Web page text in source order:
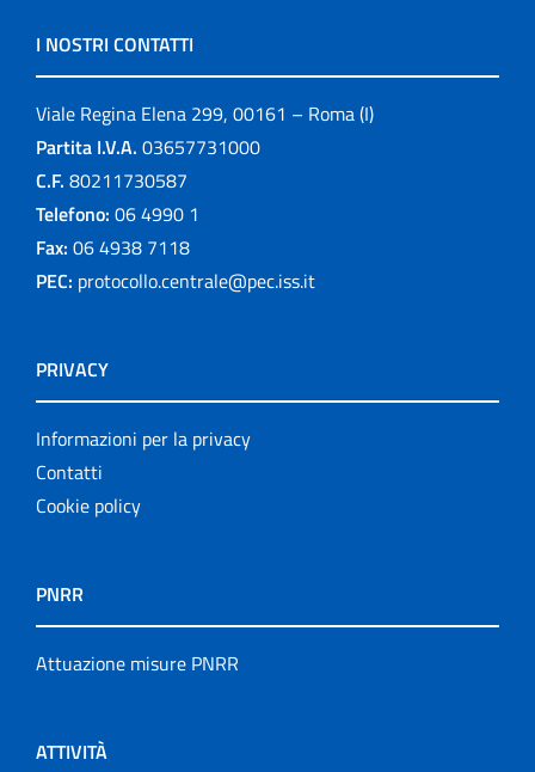
I NOSTRI CONTATTI
Viale Regina Elena 299, 00161 – Roma (I)
Partita I.V.A. 03657731000
C.F. 80211730587
Telefono: 06 4990 1
Fax: 06 4938 7118
PEC: protocollo.centrale@pec.iss.it
PRIVACY
Informazioni per la privacy
Contatti
Cookie policy
PNRR
Attuazione misure PNRR
ATTIVITÀ